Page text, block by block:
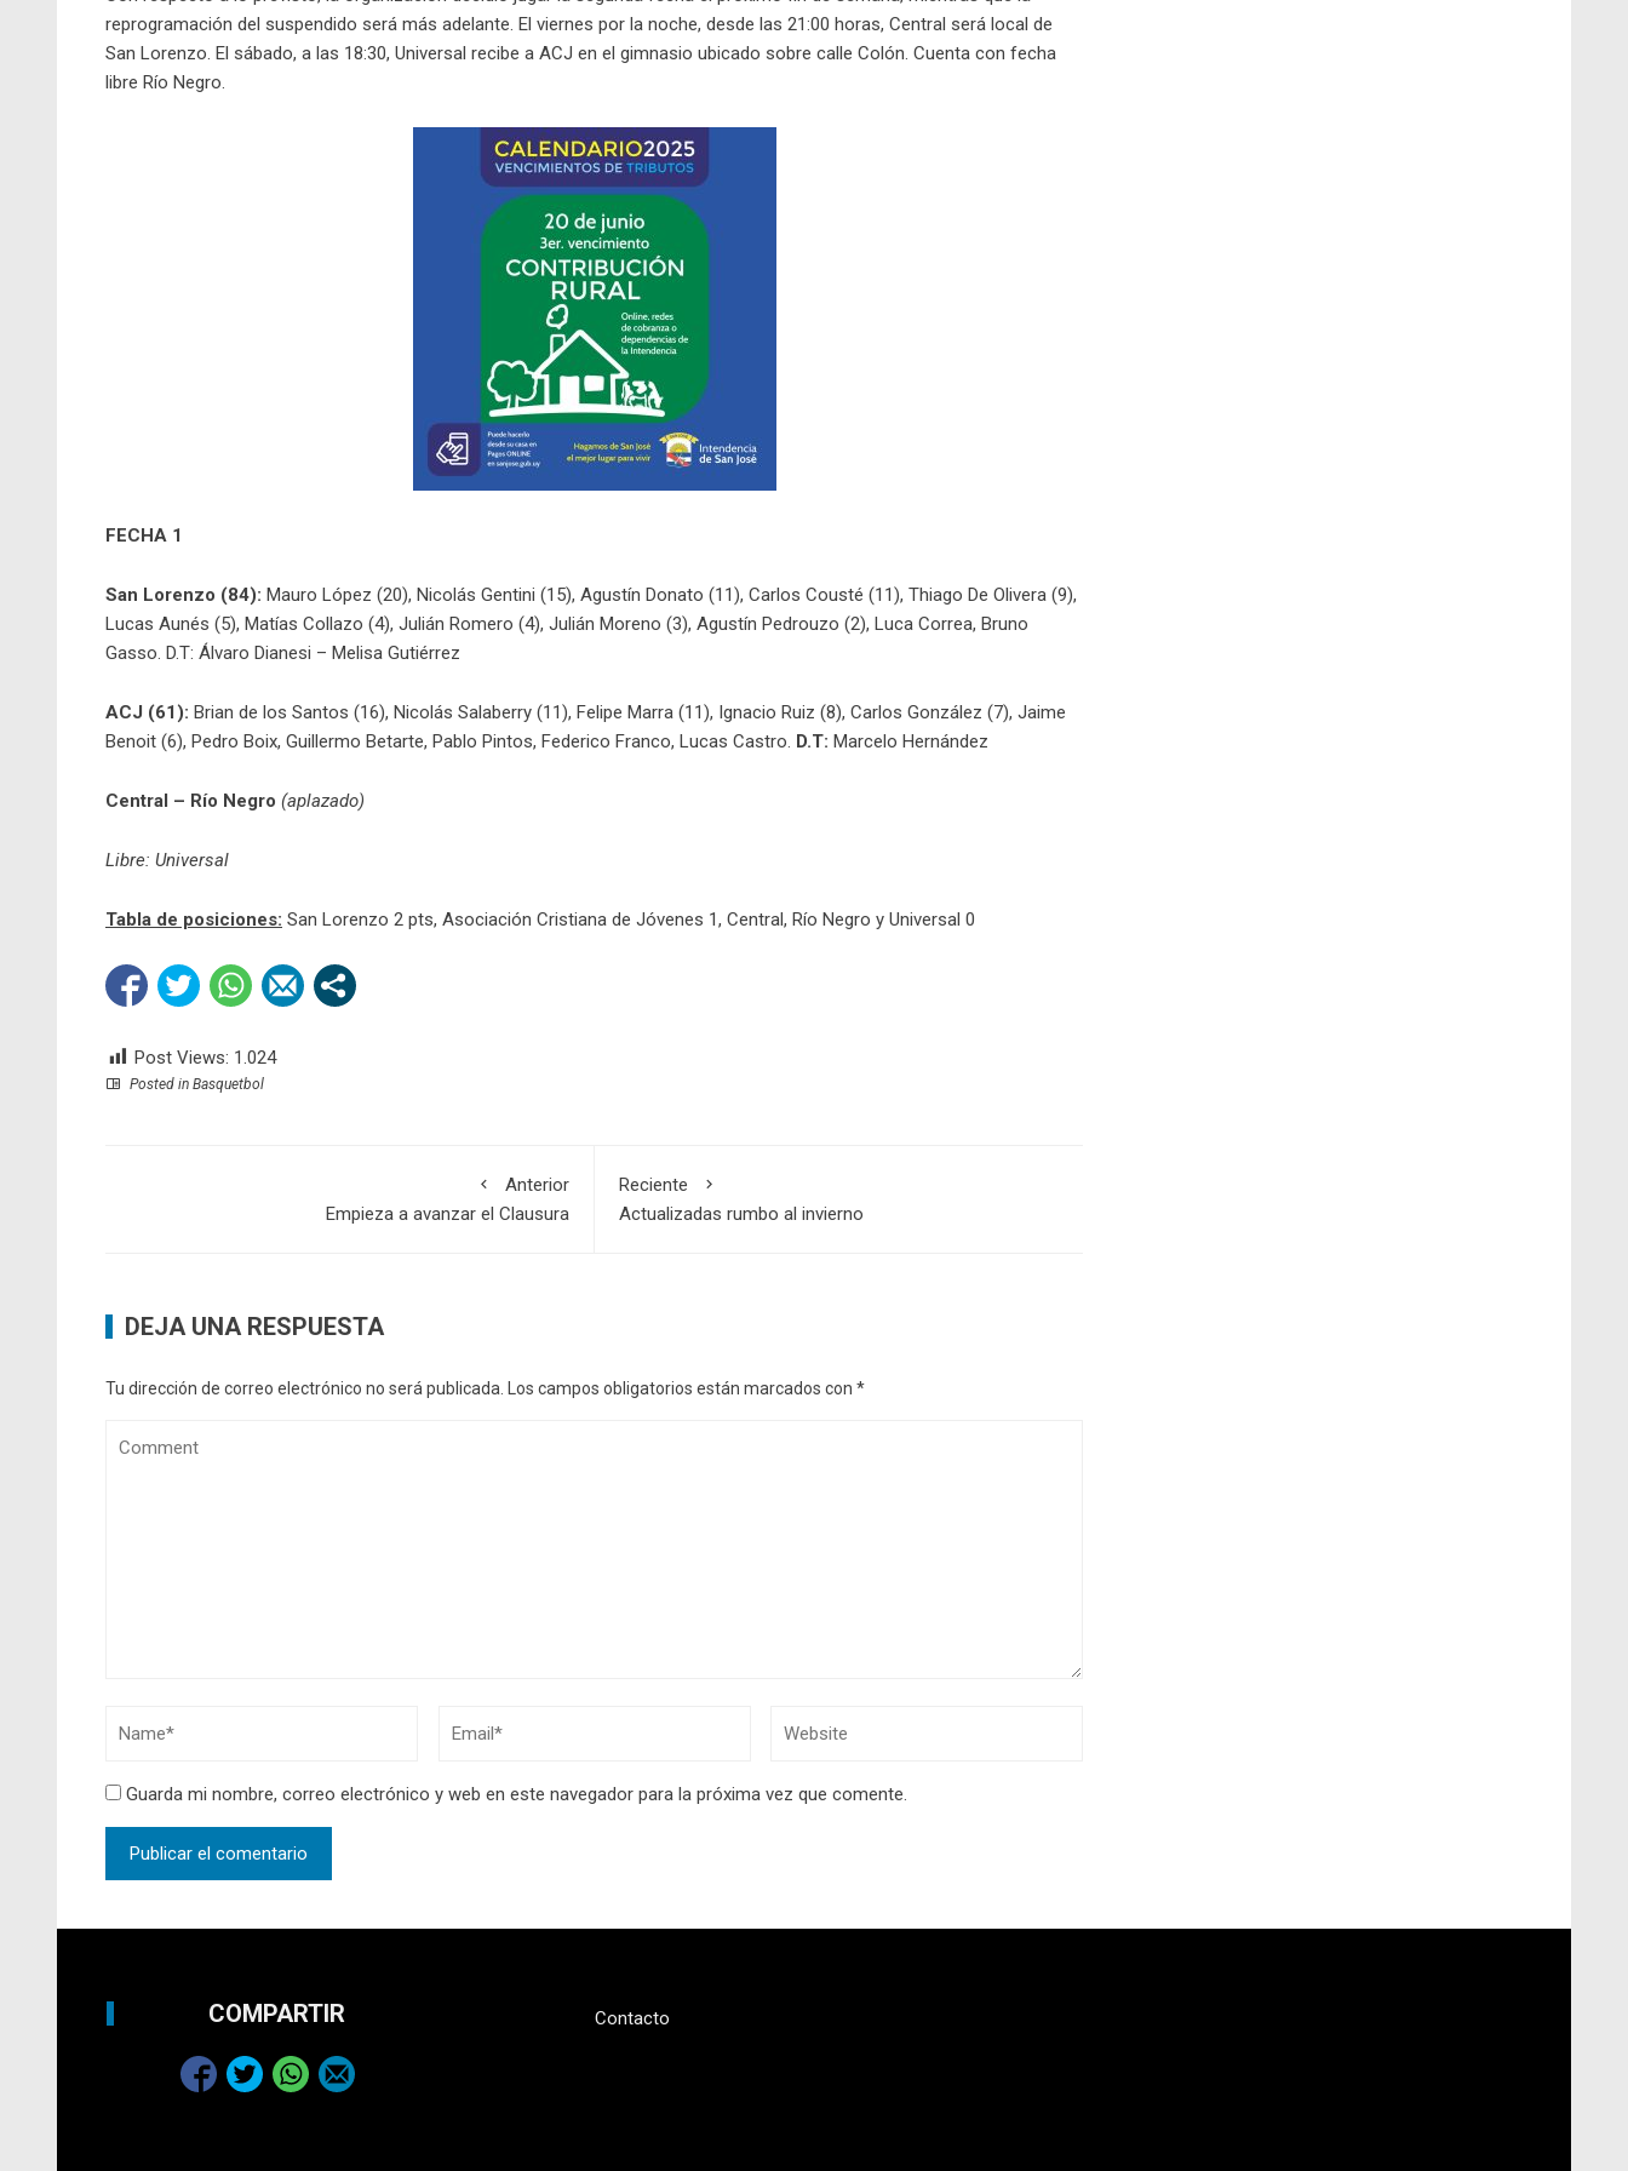
reprogramación del suspendido será más adelante. El viernes por la noche, desde las 21:00 horas, Central será local de
San Lorenzo. El sábado, a las 18:30, Universal recibe a ACJ en el gimnasio ubicado sobre calle Colón. Cuenta con fecha
libre Río Negro.
FECHA 1
San Lorenzo (84): Mauro López (20), Nicolás Gentini (15), Agustín Donato (11), Carlos Cousté (11), Thiago De Olivera (9),
Lucas Aunés (5), Matías Collazo (4), Julián Romero (4), Julián Moreno (3), Agustín Pedrouzo (2), Luca Correa, Bruno
Gasso. D.T: Álvaro Dianesi – Melisa Gutiérrez
ACJ (61): Brian de los Santos (16), Nicolás Salaberry (11), Felipe Marra (11), Ignacio Ruiz (8), Carlos González (7), Jaime
Benoit (6), Pedro Boix, Guillermo Betarte, Pablo Pintos, Federico Franco, Lucas Castro. D.T: Marcelo Hernández
Central – Río Negro (aplazado)
Libre: Universal
Tabla de posiciones: San Lorenzo 2 pts, Asociación Cristiana de Jóvenes 1, Central, Río Negro y Universal 0
Post Views: 1.024
Posted in Basquetbol
Anterior
Empieza a avanzar el Clausura
Reciente
Actualizadas rumbo al invierno
DEJA UNA RESPUESTA
Tu dirección de correo electrónico no será publicada. Los campos obligatorios están marcados con *
Guarda mi nombre, correo electrónico y web en este navegador para la próxima vez que comente.
COMPARTIR Contacto